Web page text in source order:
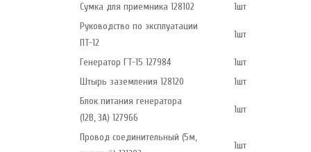
Сумка для приемника 128102
1шт
Руководство по эксплуатации
ПТ-12
1шт
Генератор ГТ-15 127984
1шт
Штырь заземления 128120
1шт
Блок питания генератора
(12В, 3А) 127966
1шт
Провод соединительный (5м,
1шт